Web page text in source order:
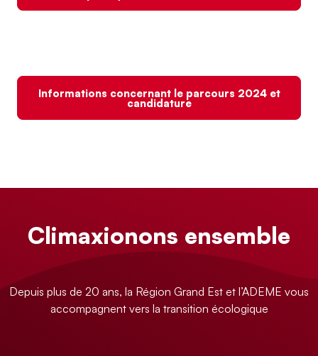
Informations concernant le parcours 2024 et
candidature
Climaxionons ensemble
Depuis plus de 20 ans, la Région Grand Est et l’ADEME vous
accompagnent vers la transition écologique